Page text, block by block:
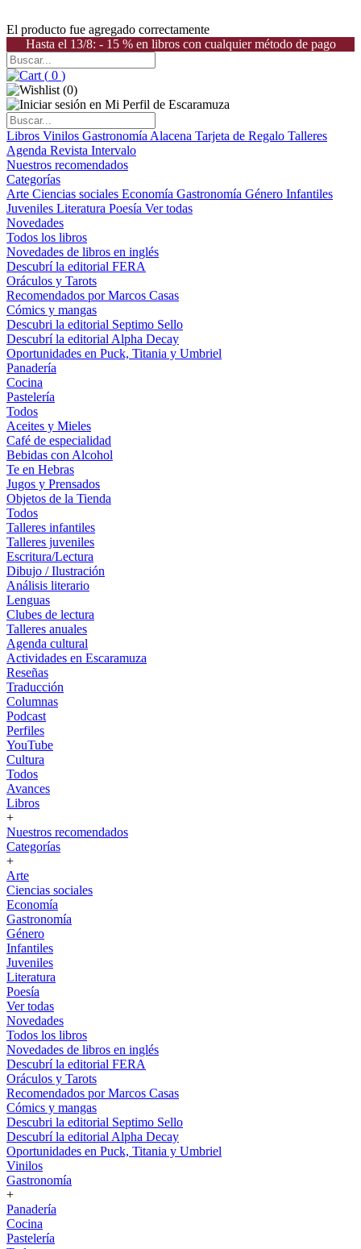
El producto fue agregado correctamente
Hasta el 13/8: - 15 % en libros con cualquier método de pago
( 0 )
(0)
Libros Vinilos Gastronomía Alacena Tarjeta de Regalo Talleres
Agenda Revista Intervalo
Nuestros recomendados
Categorías
Arte Ciencias sociales Economía Gastronomía Género Infantiles
Juveniles Literatura Poesía Ver todas
Novedades
Todos los libros
Novedades de libros en inglés
Descubrí la editorial FERA
Oráculos y Tarots
Recomendados por Marcos Casas
Cómics y mangas
Descubri la editorial Septimo Sello
Descubrí la editorial Alpha Decay
Oportunidades en Puck, Titania y Umbriel
Panadería
Cocina
Pastelería
Todos
Aceites y Mieles
Café de especialidad
Bebidas con Alcohol
Te en Hebras
Jugos y Prensados
Objetos de la Tienda
Todos
Talleres infantiles
Talleres juveniles
Escritura/Lectura
Dibujo / Ilustración
Análisis literario
Lenguas
Clubes de lectura
Talleres anuales
Agenda cultural
Actividades en Escaramuza
Reseñas
Traducción
Columnas
Podcast
Perfiles
YouTube
Cultura
Todos
Avances
Libros
+
Nuestros recomendados
Categorías
+
Arte
Ciencias sociales
Economía
Gastronomía
Género
Infantiles
Juveniles
Literatura
Poesía
Ver todas
Novedades
Todos los libros
Novedades de libros en inglés
Descubrí la editorial FERA
Oráculos y Tarots
Recomendados por Marcos Casas
Cómics y mangas
Descubri la editorial Septimo Sello
Descubrí la editorial Alpha Decay
Oportunidades en Puck, Titania y Umbriel
Vinilos
Gastronomía
+
Panadería
Cocina
Pastelería